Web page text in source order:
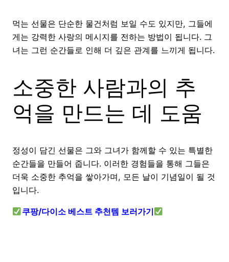
먹는 선물은 단순한 물건처럼 보일 수도 있지만, 그들에
게는 강력한 사랑의 메시지를 전하는 방법이 됩니다. 그
녀는 그런 순간들로 인해 더 깊은 관계를 느끼게 됩니다.
소중한 사람과의 추
억을 만드는 데 도움
정성이 담긴 선물은 그와 그녀가 함께할 수 있는 특별한
순간들을 만들어 줍니다. 이러한 경험들을 통해 그들은
더욱 소중한 추억을 쌓아가며, 모든 날이 기념일이 될 것
입니다.
쿠팡/다이소 베스트 추천템 보러가기